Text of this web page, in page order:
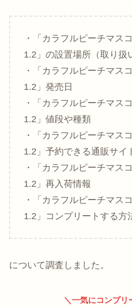
・「カラフルピーチマス
1.2」の設置場所（取り扱
・「カラフルピーチマス
1.2」発売日
・「カラフルピーチマス
1.2」値段や種類
・「カラフルピーチマス
1.2」予約できる通販サイ
・「カラフルピーチマス
1.2」再入荷情報
・「カラフルピーチマス
1.2」コンプリートする方
について調査しました。
＼一気にコンプリ